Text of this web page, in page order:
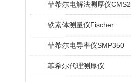
菲希尔电解法测厚仪CMS2
铁素体测量仪Fischer
菲希尔电导率仪SMP350
菲希尔代理测厚仪